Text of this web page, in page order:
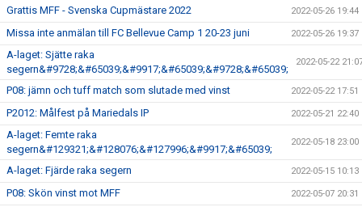
Grattis MFF - Svenska Cupmästare 2022 2022-05-26 19:44
Missa inte anmälan till FC Bellevue Camp 1 20-23 juni 2022-05-26 19:37
A-laget: Sjätte raka
segern&#9728;&#65039;&#9917;&#65039;&#9728;&#65039;
2022-05-22
P08: jämn och tuff match som slutade med vinst 2022-05-22 17:51
P2012: Målfest på Mariedals IP 2022-05-21 22:40
A-laget: Femte raka
segern&#129321;&#128076;&#127996;&#9917;&#65039;
2022-05-18 23:00
A-laget: Fjärde raka segern 2022-05-15 10:13
P08: Skön vinst mot MFF 2022-05-07 20:31